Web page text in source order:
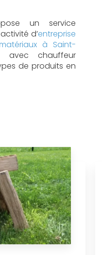
un service
d’entreprise
à Saint-
avec chauffeur
de produits en